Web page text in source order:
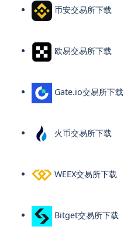
币安交易所下载
欧易交易所下载
Gate.io交易所下载
火币交易所下载
WEEX交易所下载
Bitget交易所下载